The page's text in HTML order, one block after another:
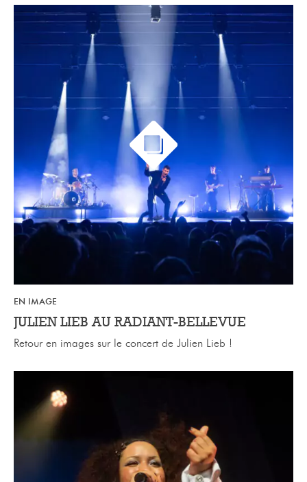
EN IMAGE
JULIEN LIEB AU RADIANT-BELLEVUE
Retour en images sur le concert de Julien Lieb !